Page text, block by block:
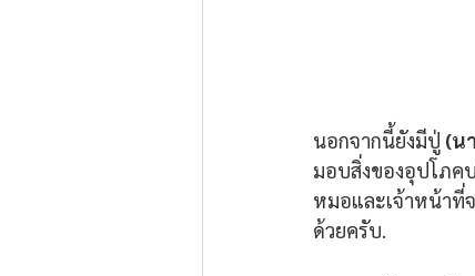
นอกจากนี้ยังมีปู่ (น
มอบสิ่งของอุปโภค
หมอและเจ้าหน้าที่
ด้วยครับ.